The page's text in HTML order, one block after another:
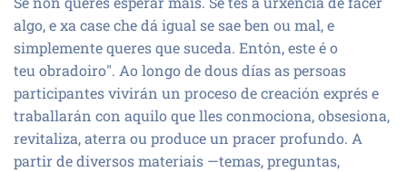
algo, e xa case che dá igual se sae ben ou mal, e
simplemente queres que suceda. Entón, este é o
teu obradoiro". Ao longo de dous días as persoas
participantes vivirán un proceso de creación exprés e
traballarán con aquilo que lles conmociona, obsesiona,
revitaliza, aterra ou produce un pracer profundo. A
partir de diversos materiais —temas, preguntas,